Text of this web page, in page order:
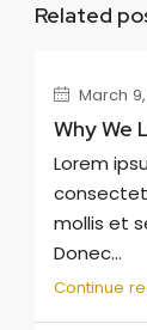
Related
March 9,
Why We
Lorem
mollis et
Donec...
Continue